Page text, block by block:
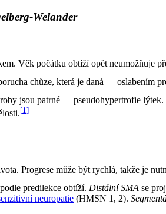
Welander
Věk počátku obtíží opět neumožňuje
chůze, která je daná
oslabením
jsou patrné
pseudohypertrofie
[1]
Progrese může být rychlá, takže je
predilekce obtíží. Distální SMA se
neuropatie (HMSN 1, 2).